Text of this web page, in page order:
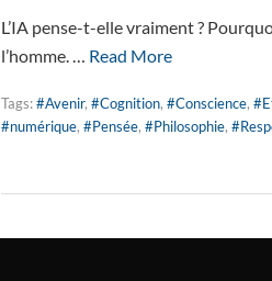
L’IA pense-t-elle vraiment ?
l’homme. … Read More
Tags:#Avenir, #Cognition, #Conscience,
#numérique, #Pensée, #Philosophie,